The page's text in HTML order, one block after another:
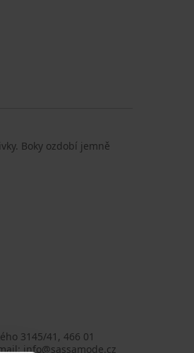
Boky ozdobí jemně
3145/41, 466 01
info@sassamode.cz